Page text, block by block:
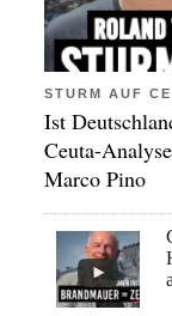
STURM AUF
Ist
Ceuta-
Marco Pino